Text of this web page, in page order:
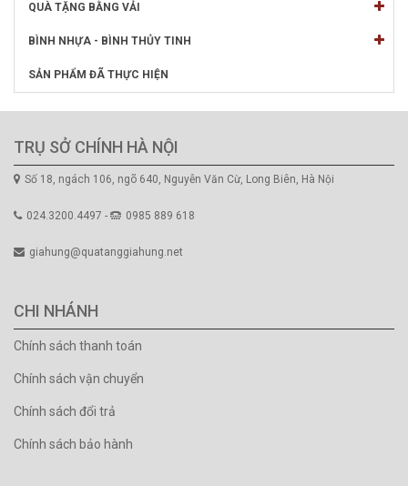
QUÀ TẶNG BẰNG VẢI
BÌNH NHỰA - BÌNH THỦY TINH
SẢN PHẨM ĐÃ THỰC HIỆN
TRỤ SỞ CHÍNH HÀ NỘI
Số 18, ngách 106, ngõ 640, Nguyễn Văn Cừ, Long Biên, Hà Nội
024.3200.4497 - 0985 889 618
giahung@quatanggiahung.net
CHI NHÁNH
Chính sách thanh toán
Chính sách vận chuyển
Chính sách đổi trả
Chính sách bảo hành